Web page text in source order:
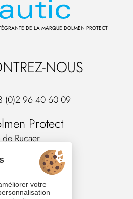
DE LA MARQUE DOLMEN PROTECT
NOUS
(0)2 96 40 60 09
Protect
Rucaer
Chemin de Rucaer
Pabu
votre